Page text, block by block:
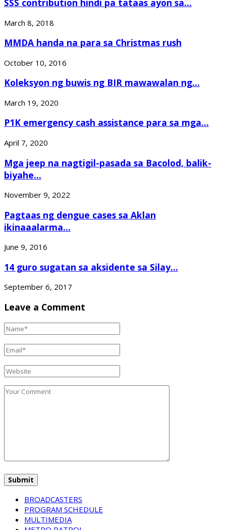
SSS contribution hindi pa tataas ayon sa...
March 8, 2018
MMDA handa na para sa Christmas rush
October 10, 2016
Koleksyon ng buwis ng BIR mawawalan ng...
March 19, 2020
P1K emergency cash assistance para sa mga...
April 7, 2020
Mga jeep na nagtigil-pasada sa Bacolod, balik-
biyahe...
November 9, 2022
Pagtaas ng dengue cases sa Aklan
ikinaaalarma...
June 9, 2016
14 guro sugatan sa aksidente sa Silay...
September 6, 2017
Leave a Comment
BROADCASTERS
PROGRAM SCHEDULE
MULTIMEDIA